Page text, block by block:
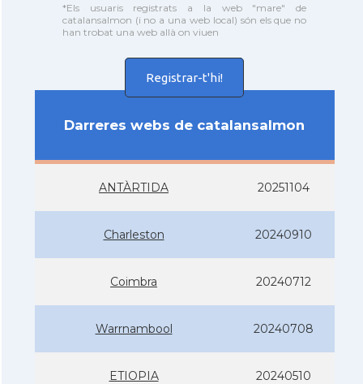
*Els usuaris registrats a la web "mare" de
catalansalmon (i no a una web local) són els que no
han trobat una web allà on viuen
Registrar-t'hi!
Darreres webs de catalansalmon
ANTÀRTIDA 20251104
Charleston 20240910
Coimbra 20240712
Warrnambool 20240708
ETIOPIA 20240510